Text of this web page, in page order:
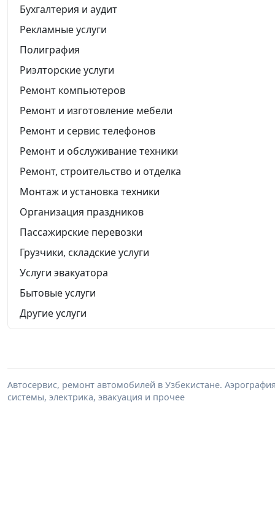
Бухгалтерия и аудит
Рекламные услуги
Полиграфия
Риэлторские услуги
Ремонт компьютеров
Ремонт и изготовление мебели
Ремонт и сервис телефонов
Ремонт и обслуживание техники
Ремонт, строительство и отделка
Монтаж и установка техники
Организация праздников
Пассажирские перевозки
Грузчики, складские услуги
Услуги эвакуатора
Бытовые услуги
Другие услуги
Автосервис, ремонт автомобилей в Узбекистане.
системы, электрика, эвакуация и прочее